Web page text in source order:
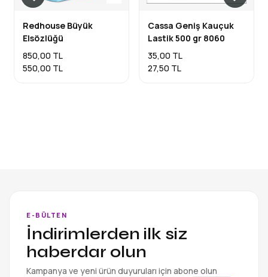
Redhouse Büyük
Elsözlüğü
850,00 TL
550,00 TL
Cassa Geniş Kauçuk
Lastik 500 gr 8060
35,00 TL
27,50 TL
E-BÜLTEN
İndirimlerden ilk siz
haberdar olun
Kampanya ve yeni ürün duyuruları için abone olun